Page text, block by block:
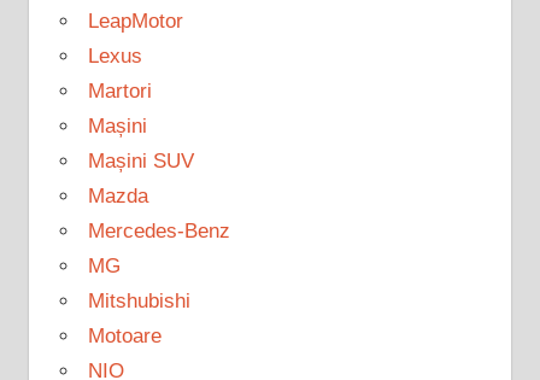
LeapMotor
Lexus
Martori
Mașini
Mașini SUV
Mazda
Mercedes-Benz
MG
Mitshubishi
Motoare
NIO